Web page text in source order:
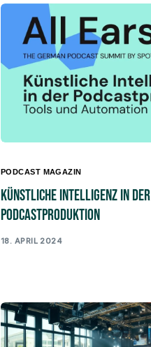
PODCAST MAGAZIN
Künstliche Intelligenz in der
Podcastproduktion
18. APRIL 2024